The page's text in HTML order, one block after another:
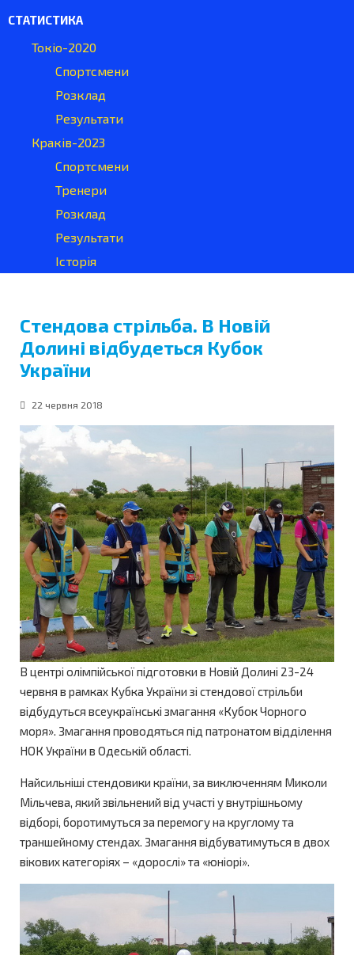
СТАТИСТИКА
Токіо-2020
Спортсмени
Розклад
Результати
Краків-2023
Спортсмени
Тренери
Розклад
Результати
Історія
Стендова стрільба. В Новій
Долині відбудеться Кубок
України
22 червня 2018
В центрі олімпійської підготовки в Новій Долині 23-24
червня в рамках Кубка України зі стендової стрільби
відбудуться всеукраїнські змагання «Кубок Чорного
моря». Змагання проводяться під патронатом відділення
НОК України в Одеській області.
Найсильніші стендовики країни, за виключенням Миколи
Мільчева, який звільнений від участі у внутрішньому
відборі, боротимуться за перемогу на круглому та
траншейному стендах. Змагання відбуватимуться в двох
вікових категоріях – «дорослі» та «юніорі».